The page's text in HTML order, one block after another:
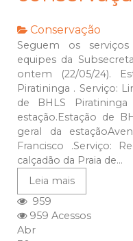
Conservação
Seguem os
equipes da
ontem (22/05/24).
Piratininga . Serviço:
de BHLS
estação.Estação de
geral da
Francisco .Serviço:
calçadão da Praia de...
Leia mais
959
959 Acessos
Abr